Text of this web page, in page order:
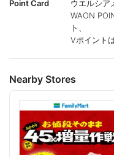
Point Card
ウエルシア
WAON
ト、
Vポイント
Nearby Stores